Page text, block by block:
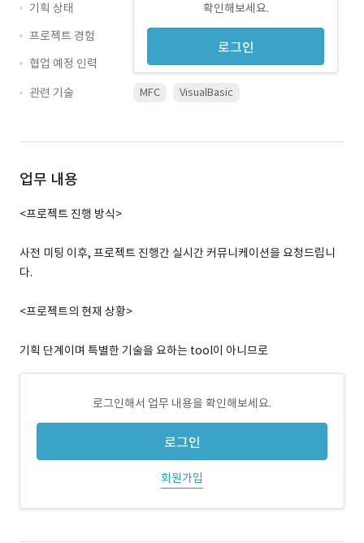
확인해보세요.
로그인
기획 상태
프로젝트 경험
협업 예정 인력
관련 기술
MFC VisualBasic
업무 내용
<프로젝트 진행 방식>
사전 미팅 이후, 프로젝트 진행간 실시간 커뮤니케이션을 요청드립니
다.
<프로젝트의 현재 상황>
기획 단계이며 특별한 기술을 요하는 tool이 아니므로
로그인해서 업무 내용을 확인해보세요.
로그인
회원가입